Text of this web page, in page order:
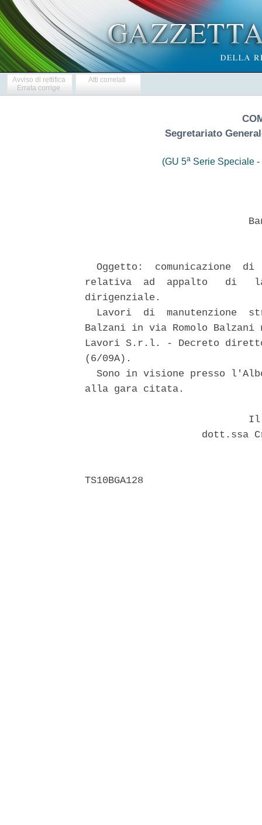
Avviso di rettifica
Errata corrige
Atti correlati
Segretariato
(GU 5a Serie Speciale
Oggetto:  comunicazione  di
relativa  ad  appalto   di
dirigenziale.
Lavori  di  manutenzione
Balzani in via Romolo
Lavori S.r.l. - Decreto
(6/09A).
Sono in visione presso
alla gara citata.
dott.ssa